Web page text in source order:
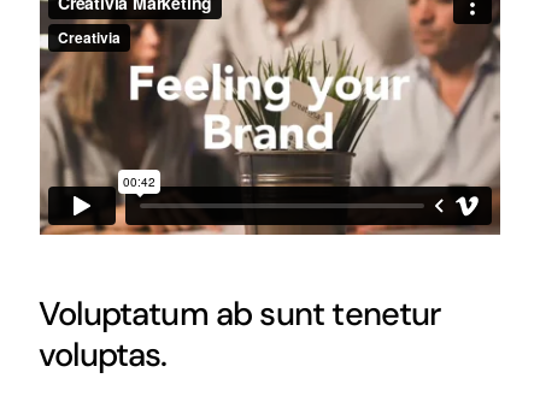
Voluptatum ab sunt tenetur
voluptas.